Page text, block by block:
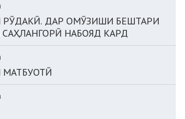
РӮДАКӢ. ДАР ОМӮЗИШИ БЕШТАРИ
НАБОЯД КАРД